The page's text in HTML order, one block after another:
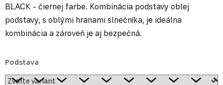
BLACK - čiernej farbe. Kombinácia podstavy oblej
podstavy, s oblými hranami slnečníka, je ideálna
kombinácia a zároveň je aj bezpečná.
Podstava